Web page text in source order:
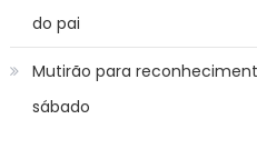
do pai
Mutirão para
sábado